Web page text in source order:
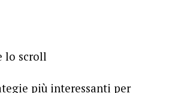
lo scroll
più interessanti per